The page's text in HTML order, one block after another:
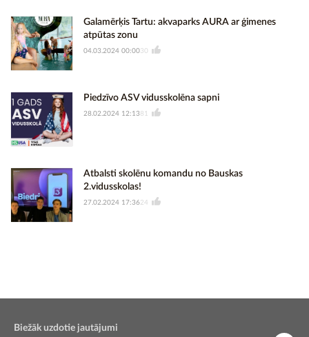
Galamērķis Tartu: akvaparks AURA ar ģimenes
atpūtas zonu
04.03.2024 00:0030
Piedzīvo ASV vidusskolēna sapni
28.02.2024 12:13 81
Atbalsti skolēnu komandu no Bauskas
2.vidusskolas!
27.02.2024 17:3624
Biežāk uzdotie jautājumi